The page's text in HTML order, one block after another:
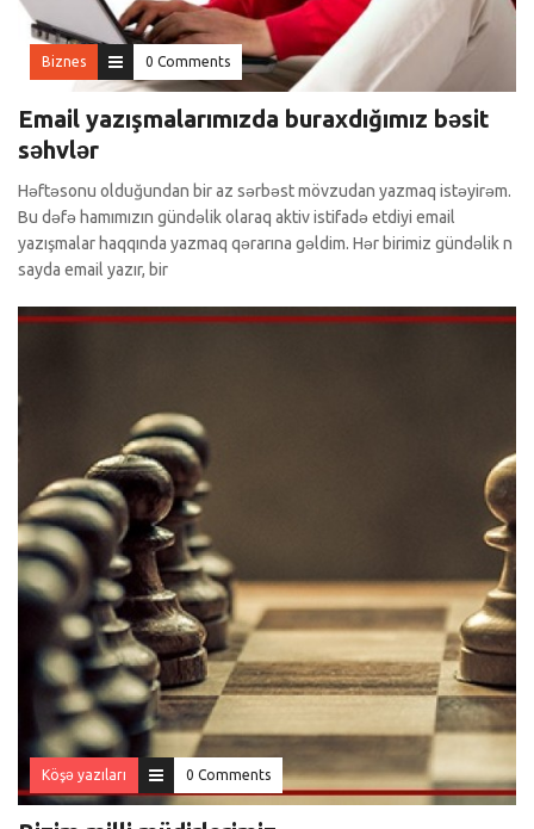
Biznes 0 Comments
Email yazışmalarımızda buraxdığımız bəsit
səhvlər
Həftəsonu olduğundan bir az sərbəst mövzudan yazmaq istəyirəm.
Bu dəfə hamımızın gündəlik olaraq aktiv istifadə etdiyi email
yazışmalar haqqında yazmaq qərarına gəldim. Hər birimiz gündəlik n
sayda email yazır, bir
Köşə yazıları 0 Comments